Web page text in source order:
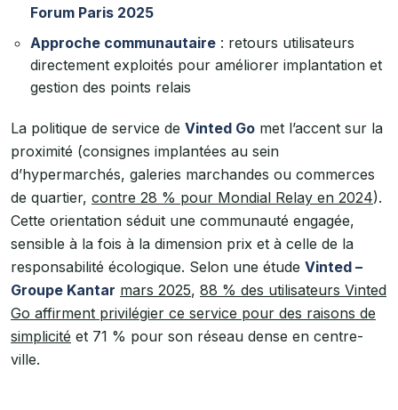
Forum Paris 2025
Approche communautaire : retours utilisateurs
directement exploités pour améliorer implantation et
gestion des points relais
La politique de service de Vinted Go met l’accent sur la
proximité (consignes implantées au sein
d’hypermarchés, galeries marchandes ou commerces
de quartier, contre 28 % pour Mondial Relay en 2024).
Cette orientation séduit une communauté engagée,
sensible à la fois à la dimension prix et à celle de la
responsabilité écologique. Selon une étude Vinted –
Groupe Kantar mars 2025, 88 % des utilisateurs Vinted
Go affirment privilégier ce service pour des raisons de
simplicité et 71 % pour son réseau dense en centre-
ville.